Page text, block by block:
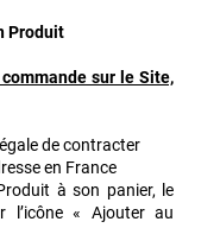
Produit
sur le Site,
de contracter
en France
à son panier, le
l’icône « Ajouter au